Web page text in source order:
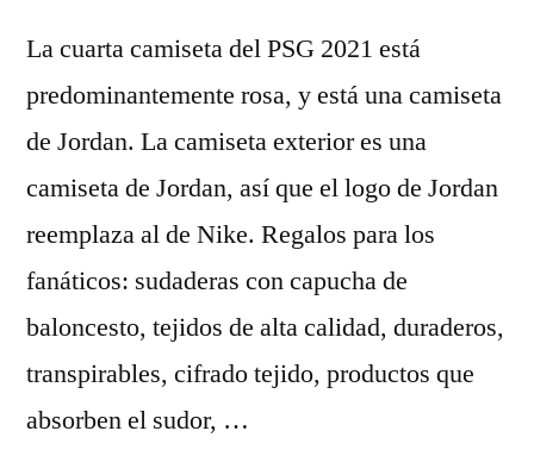
La cuarta camiseta del PSG 2021 está
predominantemente rosa, y está una camiseta
de Jordan. La camiseta exterior es una
camiseta de Jordan, así que el logo de Jordan
reemplaza al de Nike. Regalos para los
fanáticos: sudaderas con capucha de
baloncesto, tejidos de alta calidad, duraderos,
transpirables, cifrado tejido, productos que
absorben el sudor, …